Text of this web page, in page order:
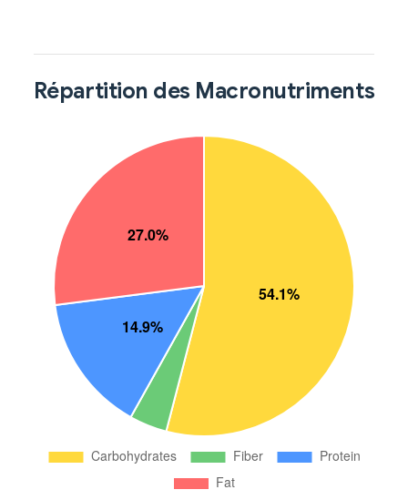
Répartition des Macronutriments